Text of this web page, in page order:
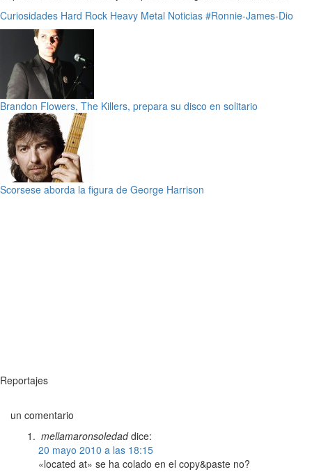
Curiosidades Hard Rock Heavy Metal Noticias #Ronnie-James-Dio
Brandon Flowers, The Killers, prepara su disco en solitario
Scorsese aborda la figura de George Harrison
Reportajes
un comentario
mellamaronsoledad dice:
20 mayo 2010 a las 18:15
«located at» se ha colado en el copy&paste no?